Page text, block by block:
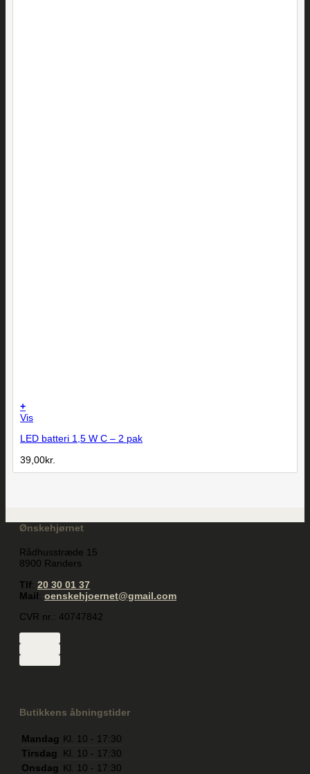
+
Vis
LED batteri 1,5 W C – 2 pak
39,00kr.
Ønskehjørnet
Rådhusstræde 15
8900 Randers
Tlf: 20 30 01 37
Mail: oenskehjoernet@gmail.com
CVR nr.: 40747842
Butikkens åbningstider
Mandag Kl. 10 - 17:30
Tirsdag
Kl. 10 - 17:30
Onsdag Kl. 10 - 17:30